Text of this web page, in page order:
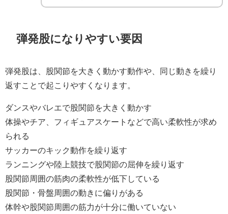
弾発股になりやすい要因
弾発股は、股関節を大きく動かす動作や、同じ動きを繰り
返すことで起こりやすくなります。
ダンスやバレエで股関節を大きく動かす
体操やチア、フィギュアスケートなどで高い柔軟性が求め
られる
サッカーのキック動作を繰り返す
ランニングや陸上競技で股関節の屈伸を繰り返す
股関節周囲の筋肉の柔軟性が低下している
股関節・骨盤周囲の動きに偏りがある
体幹や股関節周囲の筋力が十分に働いていない